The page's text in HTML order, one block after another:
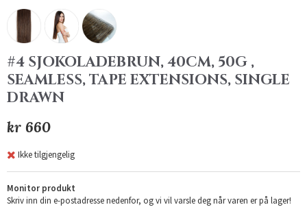
#4 SJOKOLADEBRUN, 40CM, 50G ,
SEAMLESS, TAPE EXTENSIONS, SINGLE
DRAWN
kr 660
Ikke tilgjengelig
Monitor produkt
Skriv inn din e-postadresse nedenfor, og vi vil varsle deg når varen er på lager!